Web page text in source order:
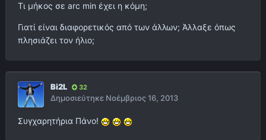
Τι μήκος σε arc min έχει η κόμη;
Γιατί είναι διαφορετικός από των άλλων; Άλλαξε όπως
πλησιάζει τον ήλιο;
Bi2L 32
Δημοσιεύτηκε Νοέμβριος 16, 2013
Συγχαρητήρια Πάνο!